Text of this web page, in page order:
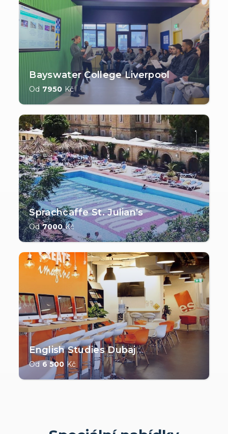
Bayswater College Liverpool
Od 7950 Kč
Sprachcaffe St. Julian's
Od 7000 Kč
English Studies Dubaj
Od 6 500 Kč